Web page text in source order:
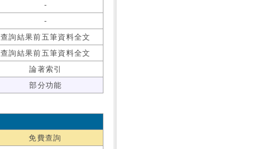
-
-
查詢結果前五筆資料全文
查詢結果前五筆資料全文
論著索引
部分功能
免費查詢